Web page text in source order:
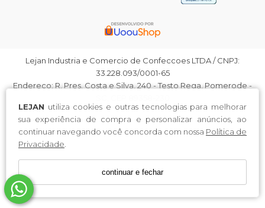
LEJAN utiliza cookies e outras tecnologias para melhorar
sua experiência de compra e personalizar anúncios, ao
continuar navegando você concorda com nossa Política de
Privacidade
continuar e fechar
Lejan Industria e Comercio de Confeccoes LTDA / CNPJ:
33.228.093/0001-65
Endereço: R. Pres. Costa e Silva, 240 - Testo Rega, Pomerode -